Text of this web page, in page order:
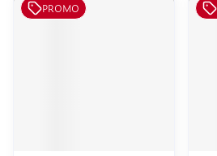
PROMO